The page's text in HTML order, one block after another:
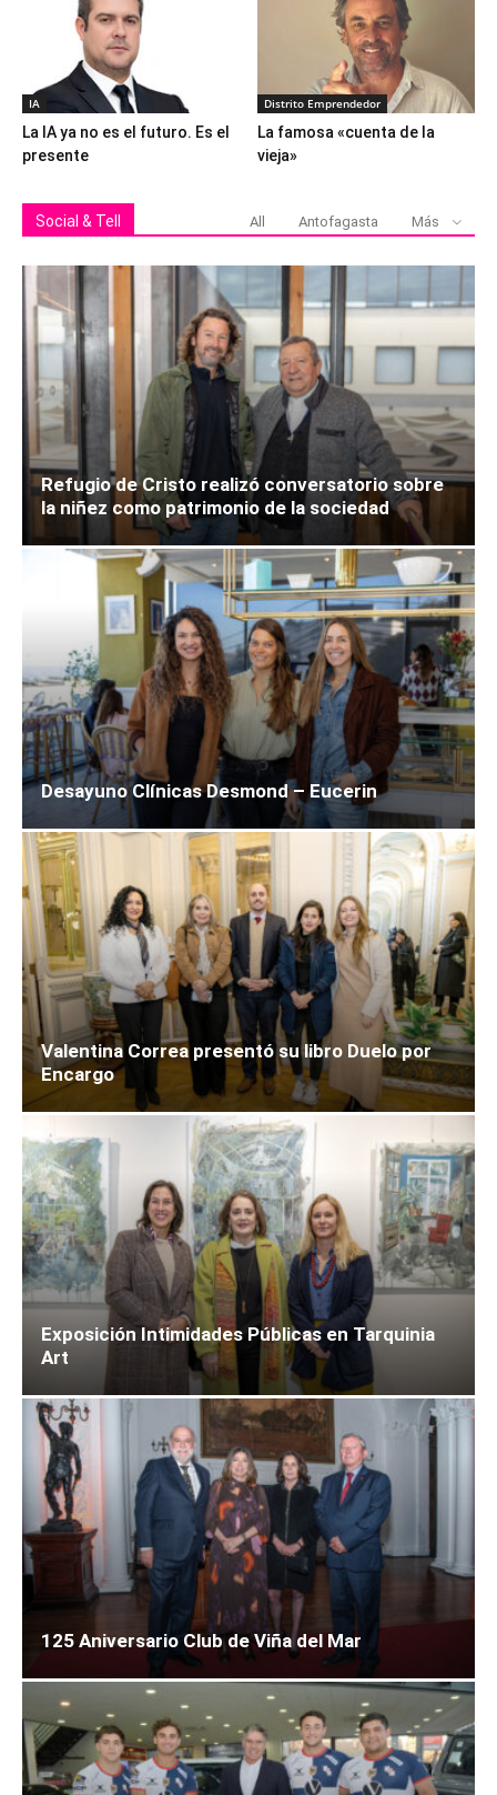
IA
La IA ya no es el futuro. Es el
presente
Distrito Emprendedor
La famosa «cuenta de la
vieja»
Social & Tell All Antofagasta Más
Refugio de Cristo realizó conversatorio sobre
la niñez como patrimonio de la sociedad
Desayuno Clínicas Desmond – Eucerin
Valentina Correa presentó su libro Duelo por
Encargo
Exposición Intimidades Públicas en Tarquinia
Art
125 Aniversario Club de Viña del Mar